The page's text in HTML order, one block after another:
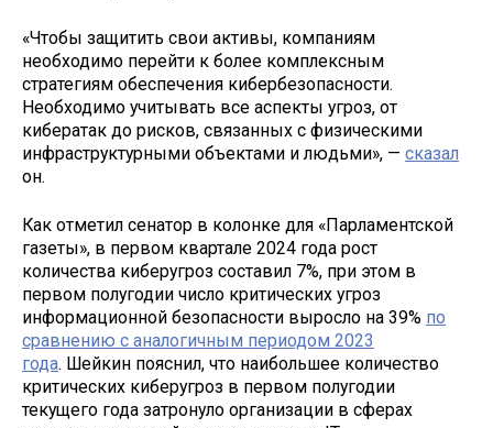
«Чтобы защитить свои активы, компаниям
необходимо перейти к более комплексным
стратегиям обеспечения кибербезопасности.
Необходимо учитывать все аспекты угроз, от
кибератак до рисков, связанных с физическими
инфраструктурными объектами и людьми», — сказал
он.
Как отметил сенатор в колонке для «Парламентской
газеты», в первом квартале 2024 года рост
количества киберугроз составил 7%, при этом в
первом полугодии число критических угроз
информационной безопасности выросло на 39% по
сравнению с аналогичным периодом 2023
года. Шейкин пояснил, что наибольшее количество
критических киберугроз в первом полугодии
текущего года затронуло организации в сферах